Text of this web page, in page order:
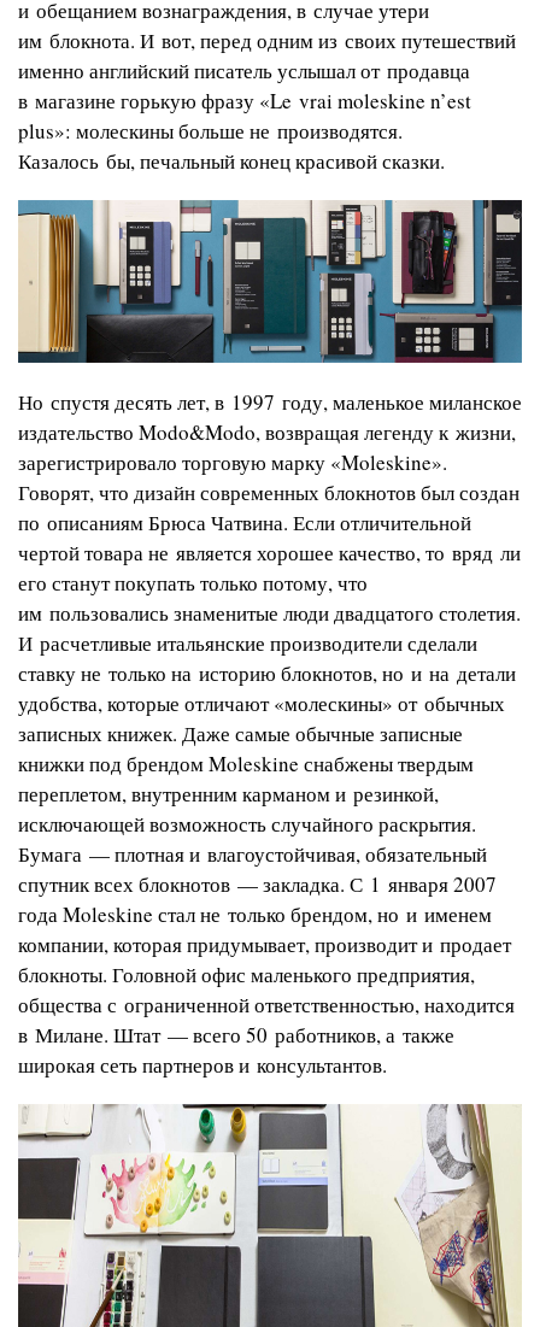
и обещанием вознаграждения, в случае утери
им блокнота. И вот, перед одним из своих путешествий
именно английский писатель услышал от продавца
в магазине горькую фразу «Le vrai moleskine n’est
plus»: молескины больше не производятся.
Казалось бы, печальный конец красивой сказки.
Но спустя десять лет, в 1997 году, маленькое миланское
издательство Modo&Modo, возвращая легенду к жизни,
зарегистрировало торговую марку «Moleskine».
Говорят, что дизайн современных блокнотов был создан
по описаниям Брюса Чатвина. Если отличительной
чертой товара не является хорошее качество, то вряд ли
его станут покупать только потому, что
им пользовались знаменитые люди двадцатого столетия.
И расчетливые итальянские производители сделали
ставку не только на историю блокнотов, но и на детали
удобства, которые отличают «молескины» от обычных
записных книжек. Даже самые обычные записные
книжки под брендом Moleskine снабжены твердым
переплетом, внутренним карманом и резинкой,
исключающей возможность случайного раскрытия.
Бумага — плотная и влагоустойчивая, обязательный
спутник всех блокнотов — закладка. С 1 января 2007
года Moleskine стал не только брендом, но и именем
компании, которая придумывает, производит и продает
блокноты. Головной офис маленького предприятия,
общества с ограниченной ответственностью, находится
в Милане. Штат — всего 50 работников, а также
широкая сеть партнеров и консультантов.